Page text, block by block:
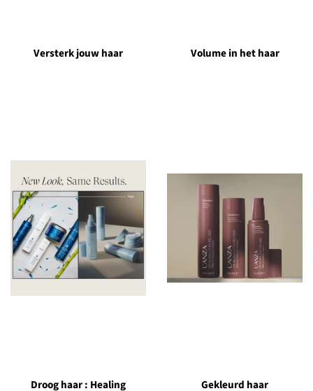
Versterk jouw haar Volume in het haar
Droog haar : Healing
Gekleurd haar